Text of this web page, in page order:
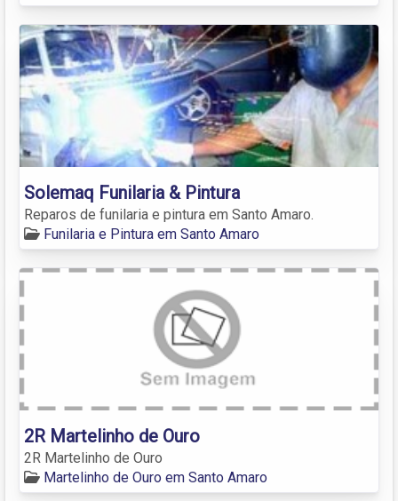
Solemaq Funilaria & Pintura
Reparos de funilaria e pintura em Santo Amaro.
Funilaria e Pintura em Santo Amaro
2R Martelinho de Ouro
2R Martelinho de Ouro
Martelinho de Ouro em Santo Amaro